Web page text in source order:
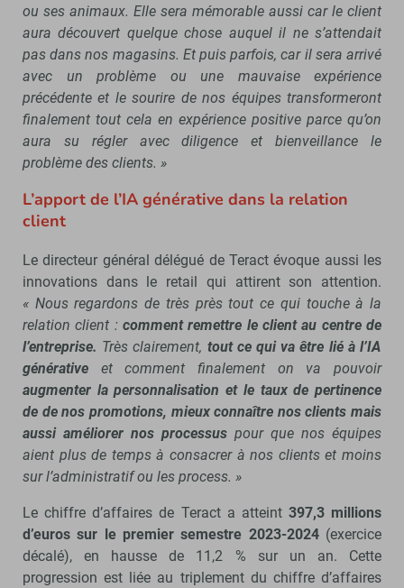
ou ses animaux. Elle sera mémorable aussi car le client
aura découvert quelque chose auquel il ne s’attendait
pas dans nos magasins. Et puis parfois, car il sera arrivé
avec un problème ou une mauvaise expérience
précédente et le sourire de nos équipes transformeront
finalement tout cela en expérience positive parce qu’on
aura su régler avec diligence et bienveillance le
problème des clients. »
L’apport de l’IA générative dans la relation
client
Le directeur général délégué de Teract évoque aussi les
innovations dans le retail qui attirent son attention.
« Nous regardons de très près tout ce qui touche à la
relation client : comment remettre le client au centre de
l’entreprise. Très clairement, tout ce qui va être lié à l’IA
générative et comment finalement on va pouvoir
augmenter la personnalisation et le taux de pertinence
de de nos promotions, mieux connaître nos clients mais
aussi améliorer nos processus pour que nos équipes
aient plus de temps à consacrer à nos clients et moins
sur l’administratif ou les process. »
Le chiffre d’affaires de Teract a atteint 397,3 millions
d’euros sur le premier semestre 2023-2024(exercice
décalé), en hausse de 11,2 % sur un an. Cette
progression est liée au triplement du chiffre d’affaires